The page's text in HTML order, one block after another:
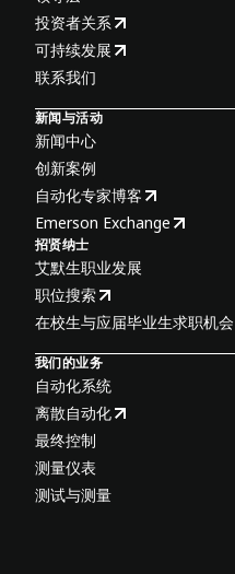
投资者关系
可持续发展
联系我们
新闻与活动
新闻中心
创新案例
自动化专家博客
Emerson Exchange
招贤纳士
艾默生职业发展
职位搜索
在校生与应届毕业生求职机会
我们的业务
自动化系统
离散自动化
最终控制
测量仪表
测试与测量